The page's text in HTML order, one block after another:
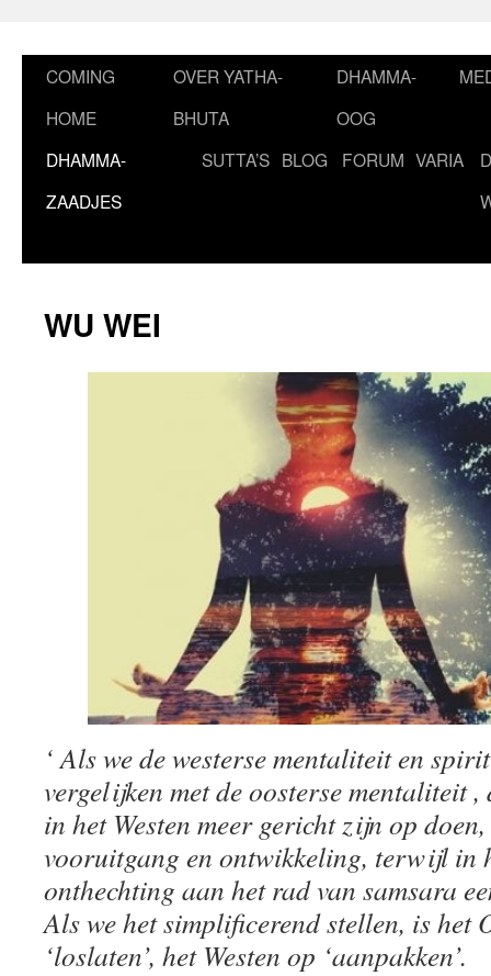
COMING
HOME
OVER YATHA-
BHUTA
DHAMMA-
OOG
DHAMMA-
ZAADJES
SUTTA’S BLOG FORUM VARIA
WU WEI
‘ Als we de westerse mentaliteit en
vergelijken met de oosterse mentaliteit
in het Westen meer gericht zijn op
vooruitgang en ontwikkeling, terwijl in
onthechting aan het rad van samsara
Als we het simplificerend stellen, is het
‘loslaten’, het Westen op ‘aanpakken’.